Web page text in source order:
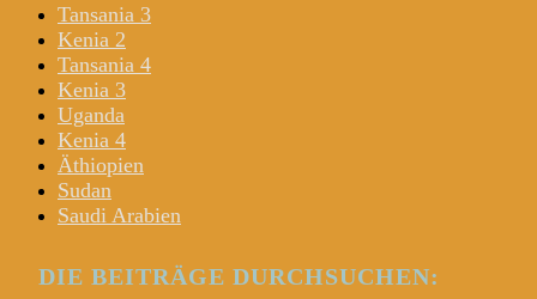
Tansania 3
Kenia 2
Tansania 4
Kenia 3
Uganda
Kenia 4
Äthiopien
Sudan
Saudi Arabien
DIE BEITRÄGE DURCHSUCHEN: